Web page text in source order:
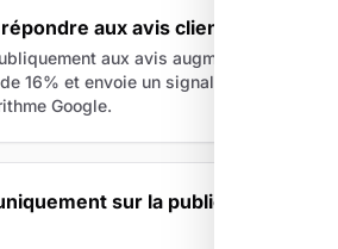
aux avis clients
aux avis augmente la
16% et envoie un signal positif
Google.
sur la publicité